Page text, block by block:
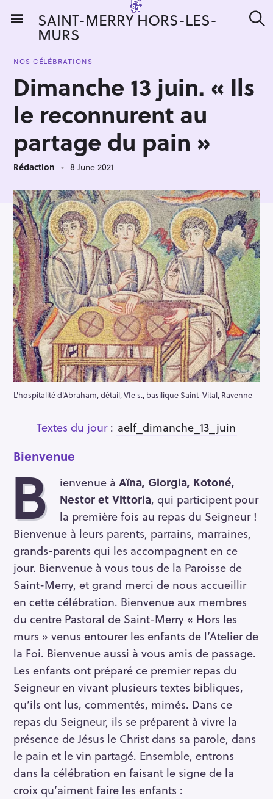
i
SAINT-MERRY HORS-LES-
MURS e
NOS CÉLÉBRATIONS
Dimanche 13 juin. « Ils
le reconnurent au
partage du pain »
Rédaction 8 June 2021
L'hospitalité d'Abraham, détail, VIe s., basilique Saint-Vital, Ravenne
Textes du jour: aelf_dimanche_13_juin
Bienvenue
B ienvenue à Aïna, Giorgia, Kotoné,
Nestor et Vittoria, qui participent pour
la première fois au repas du Seigneur !
Bienvenue à leurs parents, parrains, marraines,
grands-parents qui les accompagnent en ce
jour. Bienvenue à vous tous de la Paroisse de
Saint-Merry, et grand merci de nous accueillir
en cette célébration. Bienvenue aux membres
du centre Pastoral de Saint-Merry « Hors les
murs » venus entourer les enfants de l’Atelier de
la Foi. Bienvenue aussi à vous amis de passage.
Les enfants ont préparé ce premier repas du
Seigneur en vivant plusieurs textes bibliques,
qu’ils ont lus, commentés, mimés. Dans ce
repas du Seigneur, ils se préparent à vivre la
présence de Jésus le Christ dans sa parole, dans
le pain et le vin partagé. Ensemble, entrons
dans la célébration en faisant le signe de la
croix qu’aiment faire les enfants :